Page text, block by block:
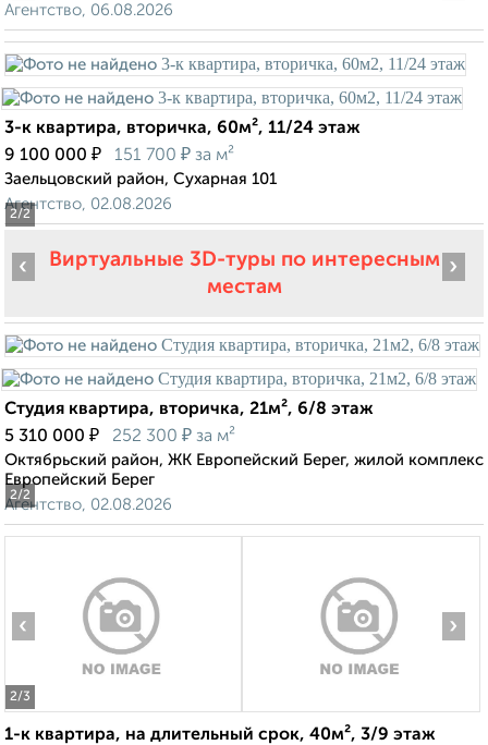
Агентство, 06.08.2026
2/2
3-к квартира, вторичка, 60м², 11/24 этаж
9 100 000 ₽ 151 700 ₽ за м²
Заельцовский район, Сухарная 101
Агентство, 02.08.2026
Виртуальные 3D-туры по интересным
местам
2/2
‹ ›
Студия квартира, вторичка, 21м², 6/8 этаж
5 310 000 ₽ 252 300 ₽ за м²
Октябрьский район, ЖК Европейский Берег, жилой комплекс
Европейский Берег
Агентство, 02.08.2026
2/3
‹ ›
1-к квартира, на длительный срок, 40м², 3/9 этаж